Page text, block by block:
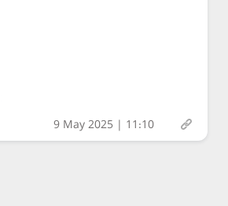
9 May 2025 | 11:10